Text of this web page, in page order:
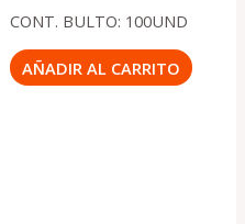
CONT. BULTO: 100UND
AÑADIR AL CARRITO